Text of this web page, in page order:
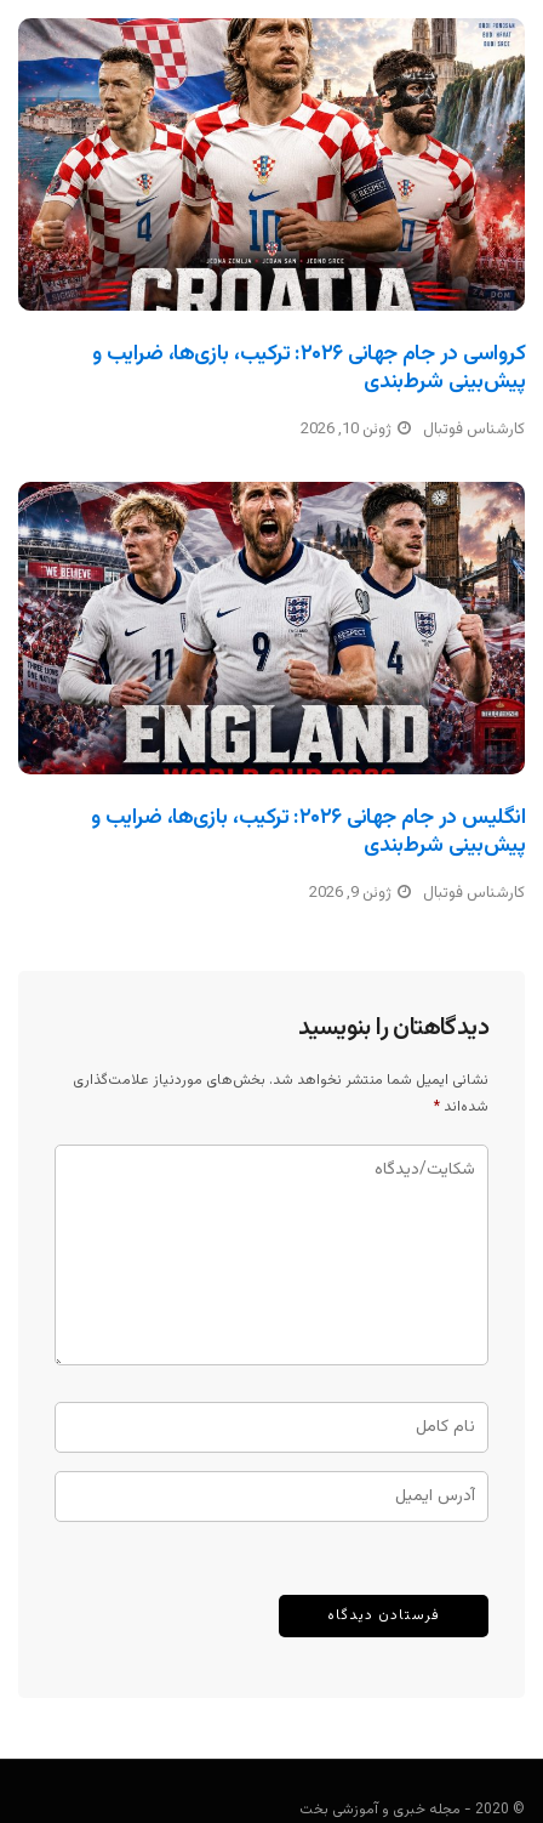
کرواسی در جام جهانی ۲۰۲۶: ترکیب، بازی‌ها، ضرایب و
پیش‌بینی شرط‌بندی
کارشناس فوتبال ژوئن 10, 2026
انگلیس در جام جهانی ۲۰۲۶: ترکیب، بازی‌ها، ضرایب و
پیش‌بینی شرط‌بندی
کارشناس فوتبال ژوئن 9, 2026
دیدگاهتان را بنویسید
نشانی ایمیل شما منتشر نخواهد شد. بخش‌های موردنیاز علامت‌گذاری
شده‌اند *
© 2020 - مجله خبری و آموزشی بخت